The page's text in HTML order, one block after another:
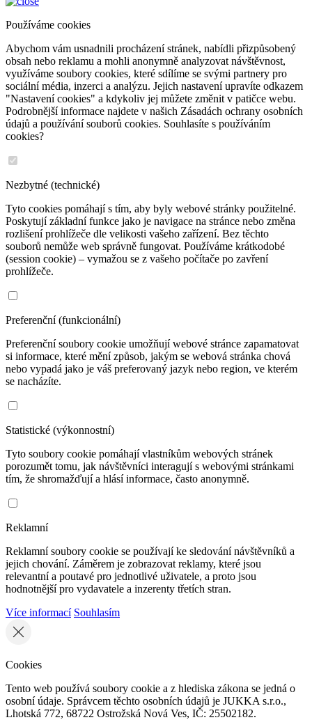
Používáme cookies
Abychom vám usnadnili procházení stránek, nabídli přizpůsobený
obsah nebo reklamu a mohli anonymně analyzovat návštěvnost,
využíváme soubory cookies, které sdílíme se svými partnery pro
sociální média, inzerci a analýzu. Jejich nastavení upravíte odkazem
"Nastavení cookies" a kdykoliv jej můžete změnit v patičce webu.
Podrobnější informace najdete v našich Zásadách ochrany osobních
údajů a používání souborů cookies. Souhlasíte s používáním
cookies?
Nezbytné (technické)
Tyto cookies pomáhají s tím, aby byly webové stránky použitelné.
Poskytují základní funkce jako je navigace na stránce nebo změna
rozlišení prohlížeče dle velikosti vašeho zařízení. Bez těchto
souborů nemůže web správně fungovat. Používáme krátkodobé
(session cookie) – vymažou se z vašeho počítače po zavření
prohlížeče.
Preferenční (funkcionální)
Preferenční soubory cookie umožňují webové stránce zapamatovat
si informace, které mění způsob, jakým se webová stránka chová
nebo vypadá jako je váš preferovaný jazyk nebo region, ve kterém
se nacházíte.
Statistické (výkonnostní)
Tyto soubory cookie pomáhají vlastníkům webových stránek
porozumět tomu, jak návštěvníci interagují s webovými stránkami
tím, že shromažďují a hlásí informace, často anonymně.
Reklamní
Reklamní soubory cookie se používají ke sledování návštěvníků a
jejich chování. Záměrem je zobrazovat reklamy, které jsou
relevantní a poutavé pro jednotlivé uživatele, a proto jsou
hodnotnější pro vydavatele a inzerenty třetích stran.
Více informací Souhlasím
Cookies
Tento web používá soubory cookie a z hlediska zákona se jedná o
osobní údaje. Správcem těchto osobních údajů je JUKKA s.r.o.,
Lhotská 772, 68722 Ostrožská Nová Ves, IČ: 25502182.